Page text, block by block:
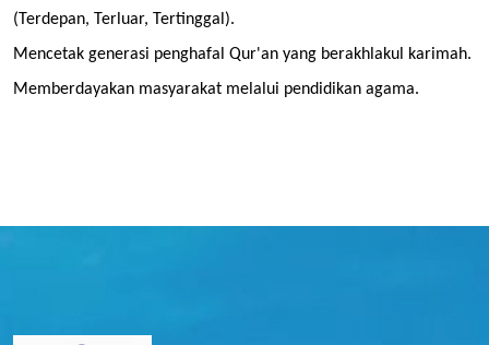
(Terdepan, Terluar, Tertinggal).
Mencetak generasi penghafal Qur'an yang berakhlakul karimah.
Memberdayakan masyarakat melalui pendidikan agama.